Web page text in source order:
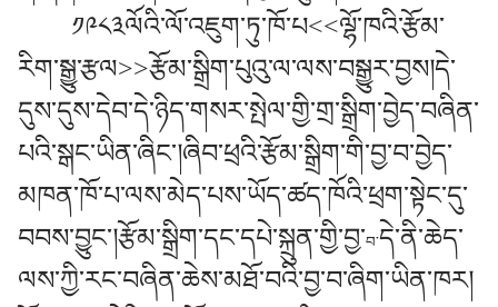
༡༩༨༣ལོའི་ལོ་འཇུག་ཏུ་ཁོ་པ<<ལྷོ་ཁའི་རྩོམ་
རིག་སྒྱུ་རྩལ>>རྩོམ་སྒྲིག་པུའུ་ལ་ལས་བསྒྱུར་བྱས།དེ་
དུས་དུས་དེབ་དེ་ཉིད་གསར་སྤེལ་གྱི་གྲ་སྒྲིག་བྱེད་བཞིན་
པའི་སྒང་ཡིན་ཞིང་།ཞིབ་ཕྲའི་རྩོམ་སྒྲིག་གི་བྱ་བ་བྱེད་
མཁན་ཁོ་པ་ལས་མེད་པས་ཡོད་ཚད་ཁོའི་ཕྲག་སྟེང་དུ་
བབས་བྱུང་།རྩོམ་སྒྲིག་དང་དཔེ་སྐྲུན་གྱི་བྱ་བ་དེ་ནི་ཆེད་
ལས་ཀྱི་རང་བཞིན་ཆེས་མཐོ་བའི་བྱ་བ་ཞིག་ཡིན་ཁར།